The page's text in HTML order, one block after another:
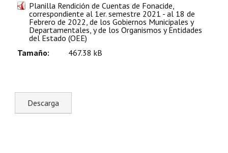
Resoluciones de Carácter General
Participación Ciudadana
Informes de Auditoría
Planilla Rendición de Cuentas de Fonacide,
correspondiente al 1er. semestre 2021 - al 18 de
Febrero de 2022, de los Gobiernos Municipales y
Departamentales, y de los Organismos y Entidades
del Estado (OEE)
Tamaño:
467.38 kB